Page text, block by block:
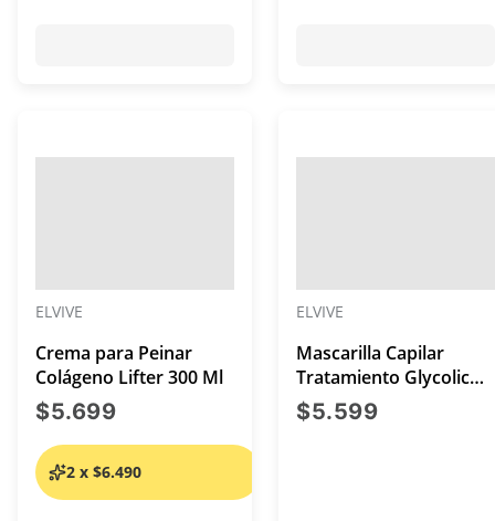
ELVIVE
Crema para Peinar
Colágeno Lifter 300 Ml
$5.699precio actual $5.699
2 x $6.490
ELVIVE
Mascarilla Capilar
Tratamiento Glycolic
Gloss 300g
$5.599precio